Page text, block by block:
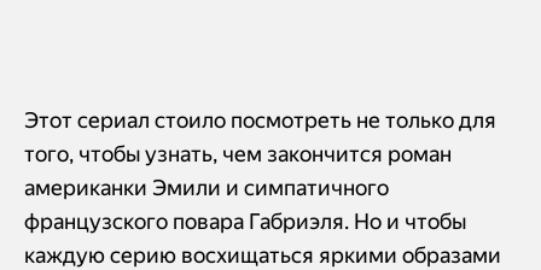
Этот сериал стоило посмотреть не только для
того, чтобы узнать, чем закончится роман
американки Эмили и симпатичного
французского повара Габриэля. Но и чтобы
каждую серию восхищаться яркими образами